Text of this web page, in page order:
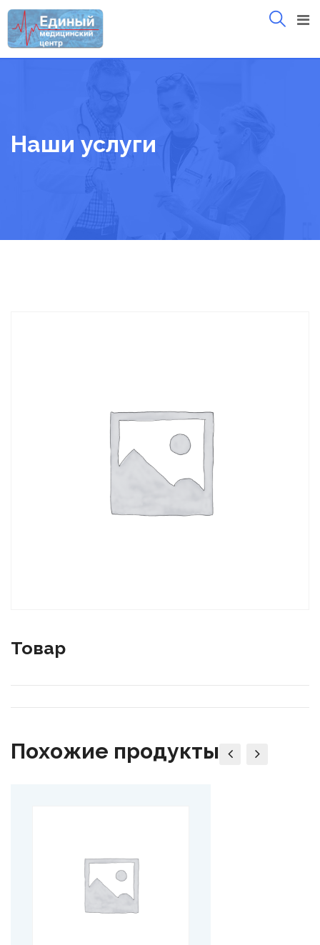
Skip
to
content
Наши услуги
Товар
Похожие продукты